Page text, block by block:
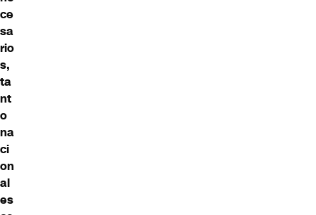
ce
sa
rio
s,
ta
nt
o
na
ci
on
al
es